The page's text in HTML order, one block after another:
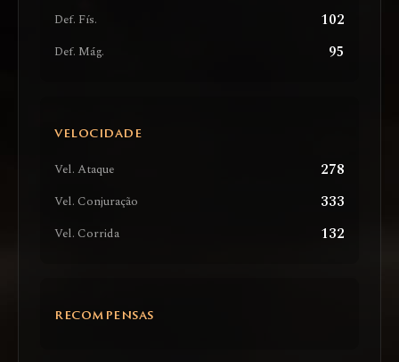
Def. Fís. 102
Def. Mág. 95
VELOCIDADE
Vel. Ataque 278
Vel. Conjuração 333
Vel. Corrida 132
RECOMPENSAS